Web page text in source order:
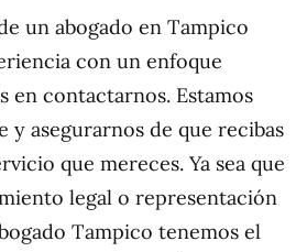
un abogado en Tampico
con un enfoque
en contactarnos. Estamos
y asegurarnos de que recibas
que mereces. Ya sea que
legal o representación
Tampico tenemos el